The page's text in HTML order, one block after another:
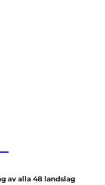
av alla 48 landslag